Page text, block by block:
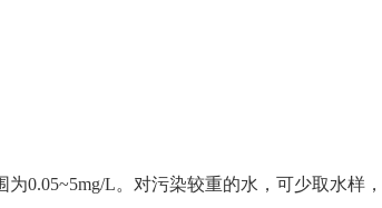
0.05~5mg/L。对污染较重的水，可少取水样